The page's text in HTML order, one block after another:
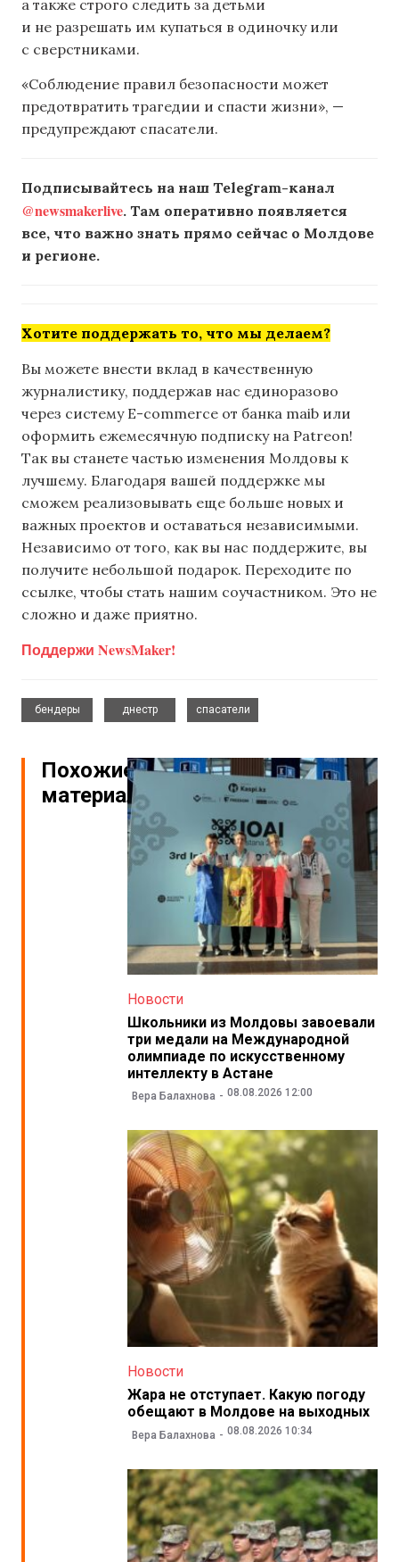
а также строго следить за детьми
и не разрешать им купаться в одиночку или
с сверстниками.
«Соблюдение правил безопасности может
предотвратить трагедии и спасти жизни», —
предупреждают спасатели.
Подписывайтесь на наш Telegram-канал
@newsmakerlive. Там оперативно появляется
все, что важно знать прямо сейчас о Молдове
и регионе.
Хотите поддержать то, что мы делаем?
Вы можете внести вклад в качественную
журналистику, поддержав нас единоразово
через систему E-commerce от банка maib или
оформить ежемесячную подписку на Patreon!
Так вы станете частью изменения Молдовы к
лучшему. Благодаря вашей поддержке мы
сможем реализовывать еще больше новых и
важных проектов и оставаться независимыми.
Независимо от того, как вы нас поддержите, вы
получите небольшой подарок. Переходите по
ссылке, чтобы стать нашим соучастником. Это не
сложно и даже приятно.
Поддержи NewsMaker!
бендеры
днестр
спасатели
Похожие
материалы
Новости
Школьники из Молдовы завоевали
три медали на Международной
олимпиаде по искусственному
интеллекту в Астане
Вера Балахнова 08.08.2026 12:00
Новости
Жара не отступает. Какую погоду
обещают в Молдове на выходных
Вера Балахнова 08.08.2026 10:34